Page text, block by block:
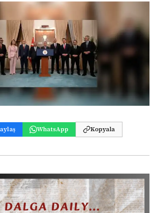
WhatsApp Kopyala